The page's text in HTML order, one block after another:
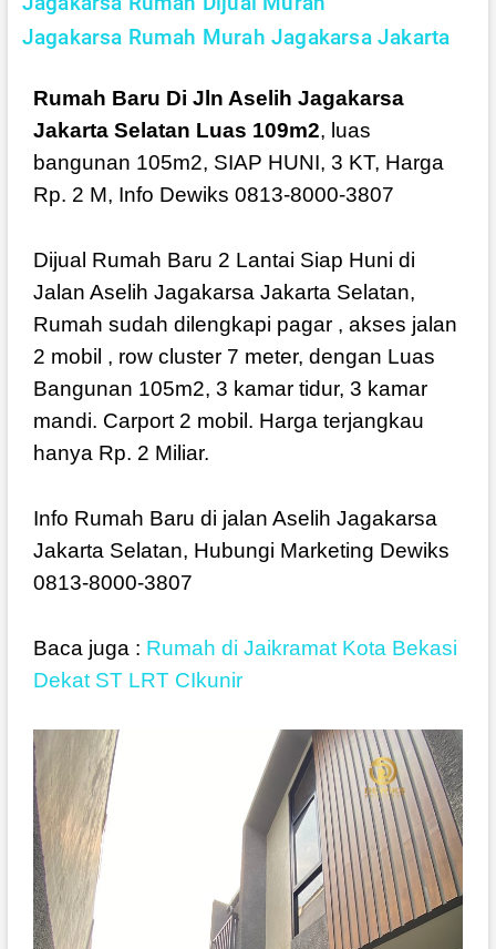
Jagakarsa Rumah Murah Jagakarsa Jakarta
Rumah Baru Di Jln Aselih Jagakarsa
Jakarta Selatan Luas 109m2, luas
bangunan 105m2, SIAP HUNI, 3 KT, Harga
Rp. 2 M, Info Dewiks 0813-8000-3807
Dijual Rumah Baru 2 Lantai Siap Huni di
Jalan Aselih Jagakarsa Jakarta Selatan,
Rumah sudah dilengkapi pagar , akses jalan
2 mobil , row cluster 7 meter, dengan Luas
Bangunan 105m2, 3 kamar tidur, 3 kamar
mandi. Carport 2 mobil. Harga terjangkau
hanya Rp. 2 Miliar.
Info Rumah Baru di jalan Aselih Jagakarsa
Jakarta Selatan, Hubungi Marketing Dewiks
0813-8000-3807
Baca juga : Rumah di Jaikramat Kota Bekasi
Dekat ST LRT CIkunir